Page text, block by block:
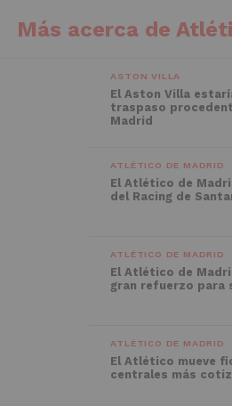
Más acerca de
ASTON VILLA
El Aston Villa
traspaso
Madrid
ATLÉTICO DE MADRID
El Atlético de
del Racing de
ATLÉTICO DE MADRID
El Atlético de
gran refuerzo para
ATLÉTICO DE MADRID
El Atlético mueve
centrales más